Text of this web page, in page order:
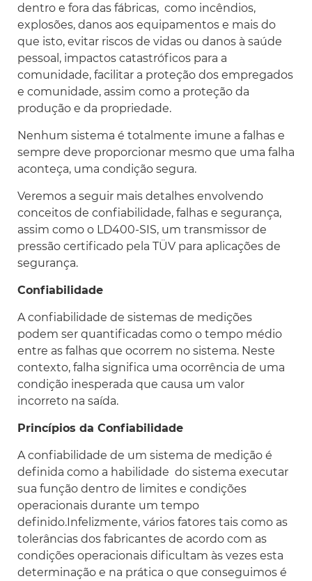
dentro e fora das fábricas, como incêndios,
explosões, danos aos equipamentos e mais do
que isto, evitar riscos de vidas ou danos à saúde
pessoal, impactos catastróficos para a
comunidade, facilitar a proteção dos empregados
e comunidade, assim como a proteção da
produção e da propriedade.
Nenhum sistema é totalmente imune a falhas e
sempre deve proporcionar mesmo que uma falha
aconteça, uma condição segura.
Veremos a seguir mais detalhes envolvendo
conceitos de confiabilidade, falhas e segurança,
assim como o LD400-SIS, um transmissor de
pressão certificado pela TÜV para aplicações de
segurança.
Confiabilidade
A confiabilidade de sistemas de medições
podem ser quantificadas como o tempo médio
entre as falhas que ocorrem no sistema. Neste
contexto, falha significa uma ocorrência de uma
condição inesperada que causa um valor
incorreto na saída.
Princípios da Confiabilidade
A confiabilidade de um sistema de medição é
definida como a habilidade do sistema executar
sua função dentro de limites e condições
operacionais durante um tempo
definido.Infelizmente, vários fatores tais como as
tolerâncias dos fabricantes de acordo com as
condições operacionais dificultam às vezes esta
determinação e na prática o que conseguimos é